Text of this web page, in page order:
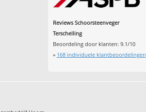
Reviews Schoorsteenveger
Terschelling
Beoordeling door klanten: 9.1/10
» 168individuele klantbeoordelingen